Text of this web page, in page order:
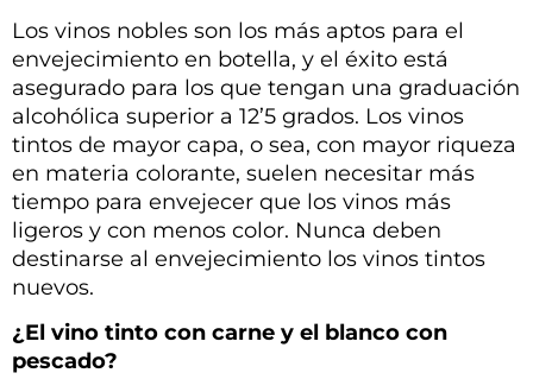
Los vinos nobles son los más aptos para el
envejecimiento en botella, y el éxito está
asegurado para los que tengan una graduación
alcohólica superior a 12’5 grados. Los vinos
tintos de mayor capa, o sea, con mayor riqueza
en materia colorante, suelen necesitar más
tiempo para envejecer que los vinos más
ligeros y con menos color. Nunca deben
destinarse al envejecimiento los vinos tintos
nuevos.
¿El vino tinto con carne y el blanco con
pescado?